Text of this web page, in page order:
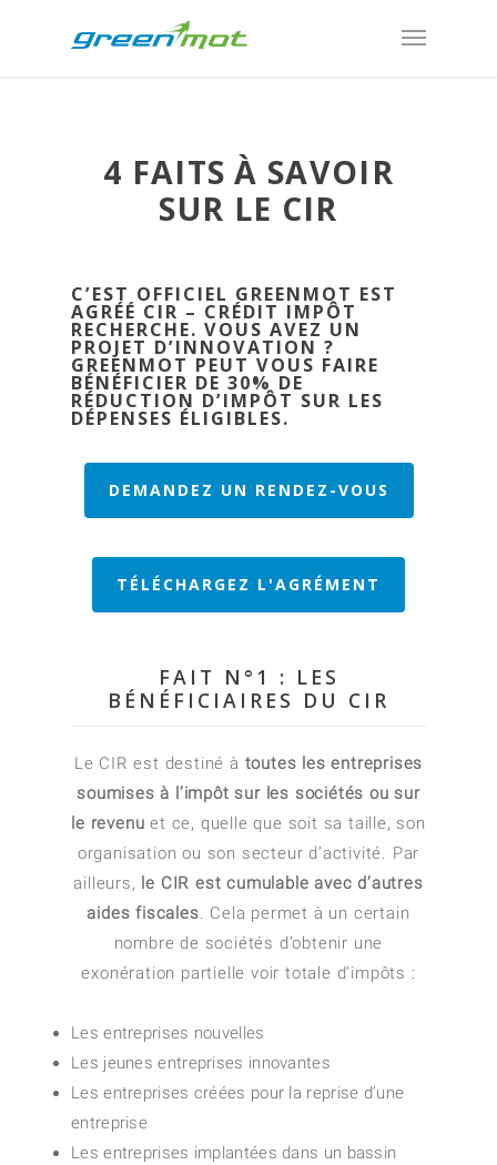
4 FAITS À SAVOIR
SUR LE CIR
C’EST OFFICIEL GREENMOT EST
AGRÉÉ CIR – CRÉDIT IMPÔT
RECHERCHE. VOUS AVEZ UN
PROJET D’INNOVATION ?
GREENMOT PEUT VOUS FAIRE
BÉNÉFICIER DE 30% DE
RÉDUCTION D’IMPÔT SUR LES
DÉPENSES ÉLIGIBLES.
DEMANDEZ UN RENDEZ-VOUS
TÉLÉCHARGEZ L'AGRÉMENT
FAIT N°1 : LES
BÉNÉFICIAIRES DU CIR
Le CIR est destiné à toutes les entreprises
soumises à l’impôt sur les sociétés ou sur
le revenu et ce, quelle que soit sa taille, son
organisation ou son secteur d’activité. Par
ailleurs, le CIR est cumulable avec d’autres
aides fiscales. Cela permet à un certain
nombre de sociétés d’obtenir une
exonération partielle voir totale d’impôts :
Les entreprises nouvelles
Les jeunes entreprises innovantes
Les entreprises créées pour la reprise d’une
entreprise
Les entreprises implantées dans un bassin